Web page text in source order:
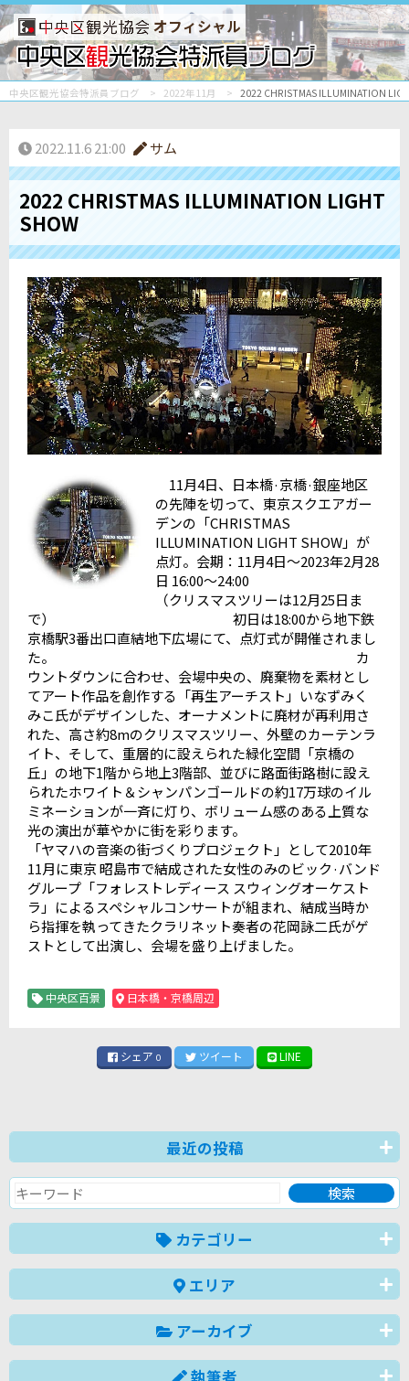
オフィシャル
中央区観光協会特派員ブログ 2022年11月 2022 CHRISTMAS ILLUMINATION
2022.11.6 21:00 サム
2022 CHRISTMAS ILLUMINATION LIGHT
SHOW
11月4日、日本橋·京橋·銀座地区
の先陣を切って、東京スクエアガー
デンの「CHRISTMAS
ILLUMINATION LIGHT SHOW」が
点灯。会期：11月4日～2023年2月28
日 16:00～24:00
（クリスマスツリーは12月25日ま
で） 初日は18:00から地下鉄
京橋駅3番出口直結地下広場にて、点灯式が開催されまし
た。 カ
ウントダウンに合わせ、会場中央の、廃棄物を素材とし
てアート作品を創作する「再生アーチスト」いなずみく
みこ氏がデザインした、オーナメントに廃材が再利用さ
れた、高さ約8mのクリスマスツリー、外壁のカーテンラ
イト、そして、重層的に設えられた緑化空間「京橋の
丘」の地下1階から地上3階部、並びに路面街路樹に設え
られたホワイト＆シャンパンゴールドの約17万球のイル
ミネーションが一斉に灯り、ボリューム感のある上質な
光の演出が華やかに街を彩ります。
「ヤマハの音楽の街づくりプロジェクト」として2010年
11月に東京 昭島市で結成された女性のみのビック·バンド
グループ「フォレストレディース スウィングオーケスト
ラ」によるスペシャルコンサートが組まれ、結成当時か
ら指揮を執ってきたクラリネット奏者の花岡詠二氏がゲ
ストとして出演し、会場を盛り上げました。
中央区百景 日本橋・京橋周辺
シェア 0 ツイート LINE
最近の投稿
カテゴリー
エリア
アーカイブ